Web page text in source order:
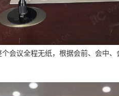
个会议全程无纸，根据会前、会中